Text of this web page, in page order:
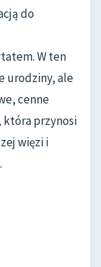
do
W ten
urodziny, ale
cenne
która przynosi
więzi i